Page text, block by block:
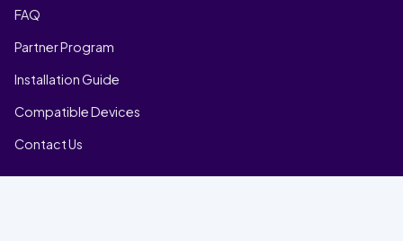
FAQ
Partner Program
Installation Guide
Compatible Devices
Contact Us